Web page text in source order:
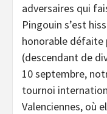
adversaires qui
Pingouin s’est
honorable défaite
(descendant de
10 septembre,
tournoi
Valenciennes, où